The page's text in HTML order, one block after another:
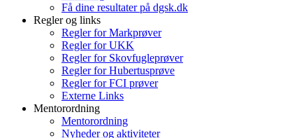
Få dine resultater på dgsk.dk
Regler og links
Regler for Markprøver
Regler for UKK
Regler for Skovfugleprøver
Regler for Hubertusprøve
Regler for FCI prøver
Externe Links
Mentorordning
Mentorordning
Nyheder og aktiviteter